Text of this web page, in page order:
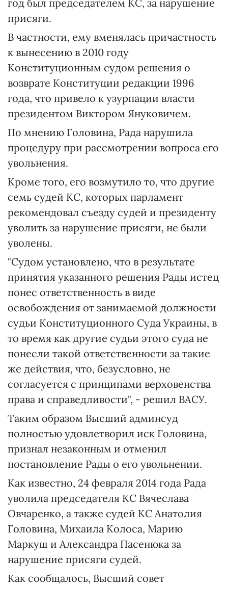
год был председателем КС, за нарушение
присяги.
В частности, ему вменялась причастность
к вынесению в 2010 году
Конституционным судом решения о
возврате Конституции редакции 1996
года, что привело к узурпации власти
президентом Виктором Януковичем.
По мнению Головина, Рада нарушила
процедуру при рассмотрении вопроса его
увольнения.
Кроме того, его возмутило то, что другие
семь судей КС, которых парламент
рекомендовал съезду судей и президенту
уволить за нарушение присяги, не были
уволены.
"Судом установлено, что в результате
принятия указанного решения Рады истец
понес ответственность в виде
освобождения от занимаемой должности
судьи Конституционного Суда Украины, в
то время как другие судьи этого суда не
понесли такой ответственности за такие
же действия, что, безусловно, не
согласуется с принципами верховенства
права и справедливости", - решил ВАСУ.
Таким образом Высший админсуд
полностью удовлетворил иск Головина,
признал незаконным и отменил
постановление Рады о его увольнении.
Как известно, 24 февраля 2014 года Рада
уволила председателя КС Вячеслава
Овчаренко, а также судей КС Анатолия
Головина, Михаила Колоса, Марию
Маркуш и Александра Пасенюка за
нарушение присяги судей.
Как сообщалось, Высший совет